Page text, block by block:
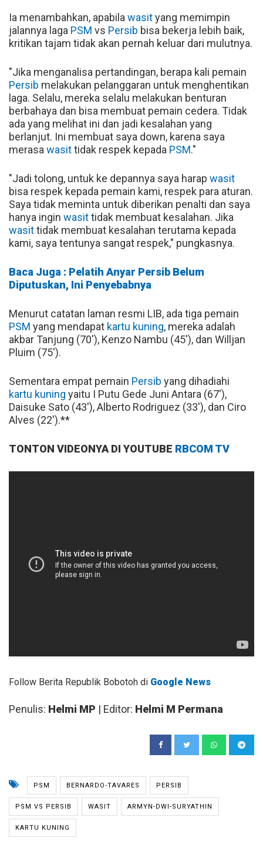
Ia menambahkan, apabilawasityang memimpin
jalannya laga PSM vs Persib bisa bekerja lebih baik,
kritikan tajam tidak akan pernah keluar dari mulutnya.
"Jika menganalisa pertandingan, berapa kali pemain
Persib melakukan pelanggaran untuk menghentikan
laga. Selalu, mereka selalu melakukan benturan
berbahaya dan bisa membuat pemain cedera. Tidak
ada yang melihat ini dan jadi kesalahan yang
berlanjut. Ini membuat saya down, karena saya
merasawasittidak respek kepada PSM."
"Jadi tolong, untuk ke depannya saya harap wasit
bisa respek kepada pemain kami, respek para aturan.
Saya tidak meminta untuk diberikan penalti dan saya
hanya ingin wasittidak membuat kesalahan. Jika
wasittidak membuat kesalahan terutama kepada
kami, saya tentunya sangat respek," pungkasnya.
Baca Juga : Pelatih Anyar Persib Belum
Diputuskan, Ini Penyebabnya
Menurut catatan laman resmi LIB, ada tiga pemain
PSM yang mendapat kartu kuning, mereka adalah
akbar Tanjung (70'), Kenzo Nambu (45'), dan Willjan
Pluim (75').
Sementara empat pemain Persib yang dihadiahi
kartu kuning yaitu I Putu Gede Juni Antara (67'),
Daisuke Sato (43'), Alberto Rodriguez (33'), dan Ciro
Alves (22').**
TONTON VIDEONYA DI YOUTUBE RBCOM TV
Follow Berita Republik Bobotoh di Google News
Penulis: Helmi MP | Editor: Helmi M Permana
PSM BERNARDO-TAVARES PERSIB
PSM VS PERSIB WASIT ARMYN-DWI-SURYATHIN
KARTU KUNING